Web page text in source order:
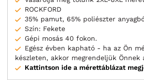
ROCKFORD
35% pamut, 65% poliészter
Szín: Fekete
Gépi mosás 40 fokon.
Egész évben kapható - ha az Ön
készleten, akkor megrendeljük Önnek
Kattintson ide a mérettáblázat